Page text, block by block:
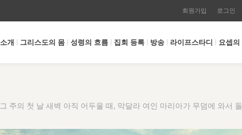
회원가입 로그인
소개 그리스도의 몸 성령의 흐름 집회 등록 방송 라이프스타디 요셉의
그 주의 첫 날 새벽 아직 어두울 때, 막달라 여인 마리아가 무덤에 와서